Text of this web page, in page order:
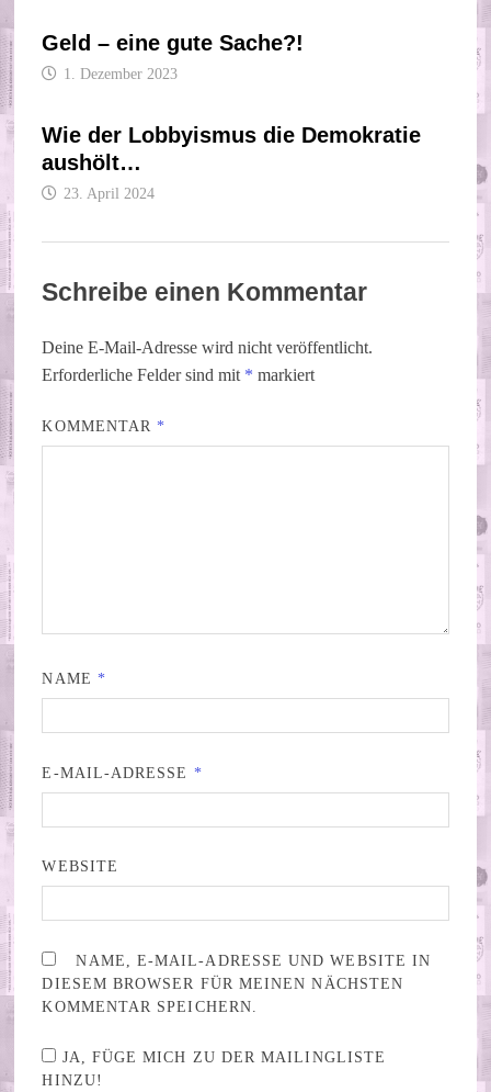
Geld – eine gute Sache?!
1. Dezember 2023
Wie der Lobbyismus die Demokratie
aushölt…
23. April 2024
Schreibe einen Kommentar
Deine E-Mail-Adresse wird nicht veröffentlicht.
Erforderliche Felder sind mit * markiert
KOMMENTAR *
NAME *
E-MAIL-ADRESSE *
WEBSITE
NAME, E-MAIL-ADRESSE UND WEBSITE IN
DIESEM BROWSER FÜR MEINEN NÄCHSTEN
KOMMENTAR SPEICHERN.
JA, FÜGE MICH ZU DER MAILINGLISTE
HINZU!